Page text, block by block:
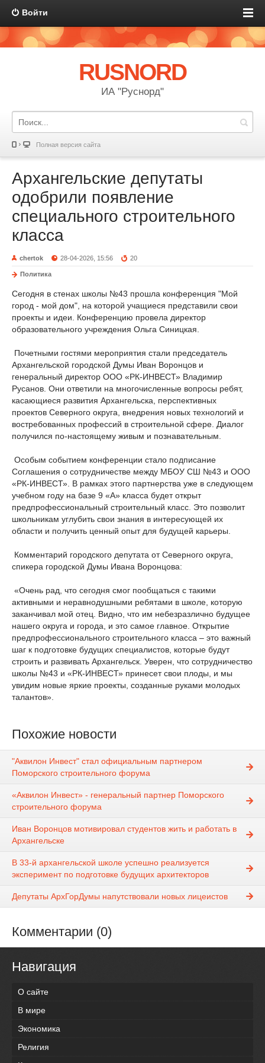
Войти
RUSNORD
ИА "Руснорд"
Полная версия сайта
Архангельские депутаты
одобрили появление
специального строительного
класса
chertok 28-04-2026, 15:56 20
Политика
Сегодня в стенах школы №43 прошла конференция "Мой
город - мой дом", на которой учащиеся представили свои
проекты и идеи. Конференцию провела директор
образовательного учреждения Ольга Синицкая.
Почетными гостями мероприятия стали председатель
Архангельской городской Думы Иван Воронцов и
генеральный директор ООО «РК-ИНВЕСТ» Владимир
Русанов. Они ответили на многочисленные вопросы ребят,
касающиеся развития Архангельска, перспективных
проектов Северного округа, внедрения новых технологий и
востребованных профессий в строительной сфере. Диалог
получился по-настоящему живым и познавательным.
Особым событием конференции стало подписание
Соглашения о сотрудничестве между МБОУ СШ №43 и ООО
«РК-ИНВЕСТ». В рамках этого партнерства уже в следующем
учебном году на базе 9 «А» класса будет открыт
предпрофессиональный строительный класс. Это позволит
школьникам углубить свои знания в интересующей их
области и получить ценный опыт для будущей карьеры.
Комментарий городского депутата от Северного округа,
спикера городской Думы Ивана Воронцова:
«Очень рад, что сегодня смог пообщаться с такими
активными и неравнодушными ребятами в школе, которую
заканчивал мой отец. Видно, что им небезразлично будущее
нашего округа и города, и это самое главное. Открытие
предпрофессионального строительного класса – это важный
шаг к подготовке будущих специалистов, которые будут
строить и развивать Архангельск. Уверен, что сотрудничество
школы №43 и «РК-ИНВЕСТ» принесет свои плоды, и мы
увидим новые яркие проекты, созданные руками молодых
талантов».
Похожие новости
"Аквилон Инвест" стал официальным партнером
Поморского строительного форума
«Аквилон Инвест» - генеральный партнер Поморского
строительного форума
Иван Воронцов мотивировал студентов жить и работать в
Архангельске
В 33-й архангельской школе успешно реализуется
эксперимент по подготовке будущих архитекторов
Депутаты АрхГорДумы напутствовали новых лицеистов
Комментарии (0)
Навигация
О сайте
В мире
Экономика
Религия